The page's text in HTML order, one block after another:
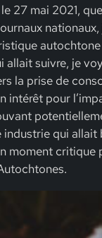
27 mai 2021,
allait suivre, je
la prise de
intérêt pour
industrie qui
moment critique